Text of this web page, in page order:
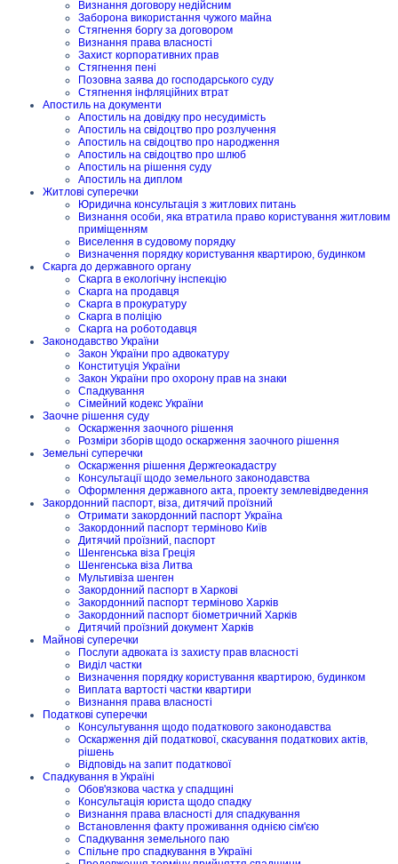
Визнання договору недійсним
Заборона використання чужого майна
Стягнення боргу за договором
Визнання права власності
Захист корпоративних прав
Стягнення пені
Позовна заява до господарського суду
Стягнення інфляційних втрат
Апостиль на документи
Апостиль на довідку про несудимість
Апостиль на свідоцтво про розлучення
Апостиль на свідоцтво про народження
Апостиль на свідоцтво про шлюб
Апостиль на рішення суду
Апостиль на диплом
Житлові суперечки
Юридична консультація з житлових питань
Визнання особи, яка втратила право користування житловим
приміщенням
Виселення в судовому порядку
Визначення порядку користування квартирою, будинком
Скарга до державного органу
Скарга в екологічну інспекцію
Скарга на продавця
Скарга в прокуратуру
Скарга в поліцію
Скарга на роботодавця
Законодавство України
Закон України про адвокатуру
Конституція України
Закон України про охорону прав на знаки
Спадкування
Сімейний кодекс України
Заочне рішення суду
Оскарження заочного рішення
Розміри зборів щодо оскарження заочного рішення
Земельні суперечки
Оскарження рішення Держгеокадастру
Консультації щодо земельного законодавства
Оформлення державного акта, проекту землевідведення
Закордонний паспорт, віза, дитячий проїзний
Отримати закордонний паспорт Україна
Закордонний паспорт терміново Київ
Дитячий проїзний, паспорт
Шенгенська віза Греція
Шенгенська віза Литва
Мультивіза шенген
Закордонний паспорт в Харкові
Закордонний паспорт терміново Харків
Закордонний паспорт біометричний Харків
Дитячий проїзний документ Харків
Майнові суперечки
Послуги адвоката із захисту прав власності
Виділ частки
Визначення порядку користування квартирою, будинком
Виплата вартості частки квартири
Визнання права власності
Податкові суперечки
Консультування щодо податкового законодавства
Оскарження дій податкової, скасування податкових актів,
рішень
Відповідь на запит податкової
Спадкування в Україні
Обов'язкова частка у спадщині
Консультація юриста щодо спадку
Визнання права власності для спадкування
Встановлення факту проживання однією сім'єю
Спадкування земельного паю
Спільне про спадкування в Україні